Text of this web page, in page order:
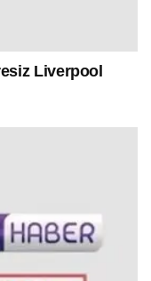
Liverpool